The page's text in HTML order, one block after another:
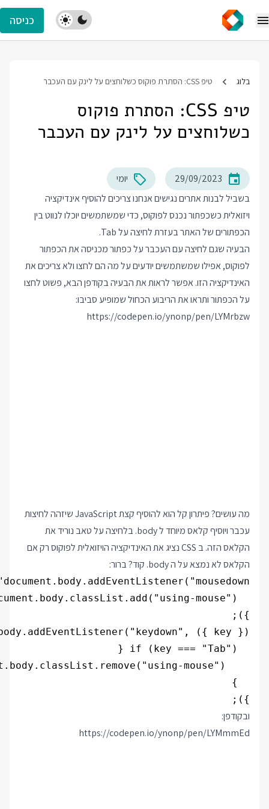
כניסה
בלוג טיפ CSS: הסתרת פוקוס כשלוחצים על לינק עם העכבר
טיפ CSS: הסתרת פוקוס
כשלוחצים על לינק עם העכבר
29/09/2023
יומי
בשביל לבנות אתרים נגישים אנחנו צריכים להוסיף אינדיקציה
ויזואלית כשכפתור נכנס לפוקוס, כדי שמשתמשים יוכלו לנווט בין
הכפתורים של האתר בעזרת לחיצה על Tab.
הבעיה שגם לחיצה עם העכבר על כפתור מכניסה את הכפתור
לפוקוס, אפילו שמשתמשים יודעים על מה הם לחצו ולא צריכים את
האינדיקציה הזו. אפשר לראות את הבעיה בקודפן הבא, פשוט לחצו
על הכפתור ותראו את הריבוע הכחול שמופיע סביבו:
https://codepen.io/ynonp/pen/LYMrbzw
מה עושים? פיתרון קל הוא להוסיף קצת JavaScript שיזהה לחיצות
עכבר ויוסיף קלאס מיוחד ל body. בלחיצה על טאב נוריד את
הקלאס הזה. ב CSS נציג את האינדיקציה הויזואלית לפוקוס רק אם
הקלאס לא נמצא על ה body. קוד? ברור:
});
ובקודפן:
https://codepen.io/ynonp/pen/LYMmmEd